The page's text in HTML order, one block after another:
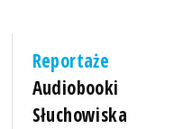
Reportaże
Audiobooki
Słuchowiska